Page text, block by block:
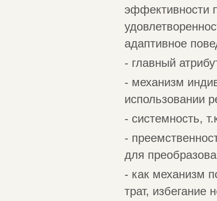
эффективности
адаптивное
- главный
- механизм
использовании
- системность,
-
для
- как механизм
трат, избегание